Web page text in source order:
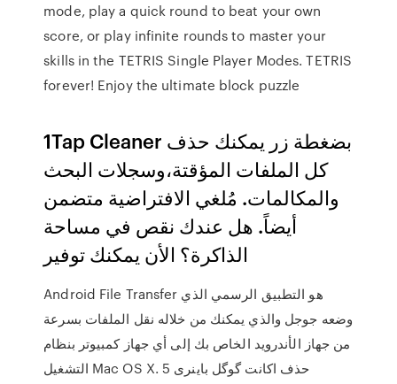
mode, play a quick round to beat your own
score, or play infinite rounds to master your
skills in the TETRIS Single Player Modes. TETRIS
forever! Enjoy the ultimate block puzzle
1Tap Cleaner بضغطة زر يمكنك حذف
كل الملفات المؤقتة،وسجلات البحث
والمكالمات. مُلغي الافتراضية متضمن
أيضاً. هل عندك نقص في مساحة
Android File Transfer هو التطبيق الرسمي الذي
وضعه جوجل والذي يمكنك من خلاله نقل الملفات بسرعة
من جهاز الأندرويد الخاص بك إلى أي جهاز كمبيوتر بنظام
التشغيل Mac OS X. حذف اکانت گوگل باینری 5